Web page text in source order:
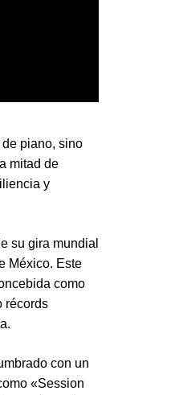
piano, sino
mitad de
y
su gira mundial
México. Este
como
récords
con un
«Session